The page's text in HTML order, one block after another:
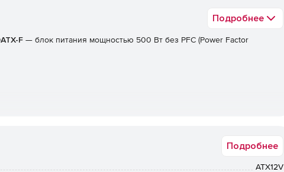
Подробнее
F — блок питания мощностью 500 Вт без PFC (Power Factor
Подробнее
ATX12V